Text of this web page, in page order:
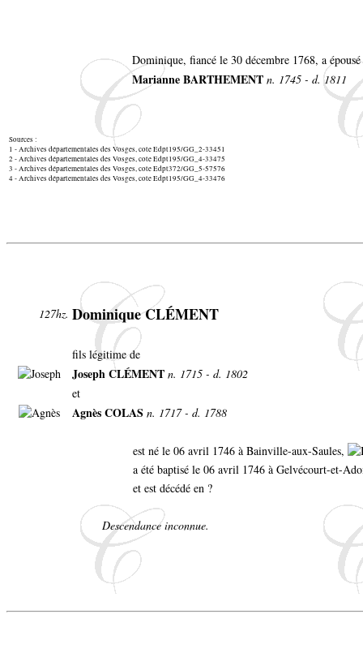
Dominique, fiancé le 30 décembre 1768, a
Marianne BARTHEMENT n. 1745 - d. 1811
Sources :
1 - Archives départementales des Vosges, cote Edpt195/GG_2-33451
2 - Archives départementales des Vosges, cote Edpt195/GG_4-33475
3 - Archives départementales des Vosges, cote Edpt372/GG_5-57576
4 - Archives départementales des Vosges, cote Edpt195/GG_4-33476
127hz. Dominique CLÉMENT
fils légitime de
Joseph CLÉMENT n. 1715 - d. 1802
et
Agnès COLAS n. 1717 - d. 1788
est né le 06 avril 1746 à Bainville-aux-Saules,
a été baptisé le 06 avril 1746 à Gelvécourt-et-
et est décédé en ?
Descendance inconnue.